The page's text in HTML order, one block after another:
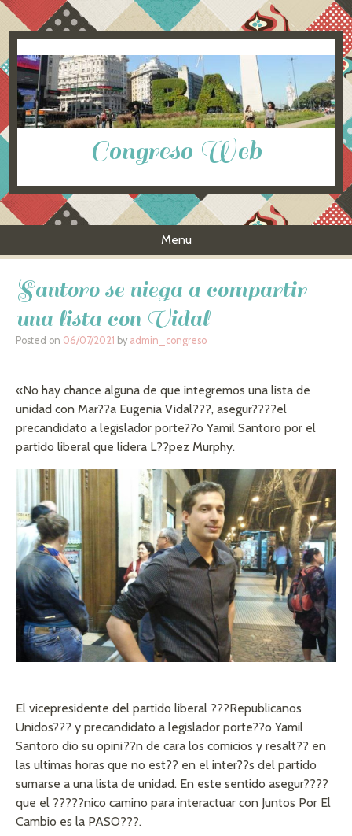
Congreso Web
Menu
Santoro se niega a compartir
una lista con Vidal
Posted on 06/07/2021 by admin_congreso
«No hay chance alguna de que integremos una lista de
unidad con Mar??a Eugenia Vidal???, asegur????el
precandidato a legislador porte??o Yamil Santoro por el
partido liberal que lidera L??pez Murphy.
El vicepresidente del partido liberal ???Republicanos
Unidos??? y precandidato a legislador porte??o Yamil
Santoro dio su opini??n de cara los comicios y resalt?? en
las ultimas horas que no est?? en el inter??s del partido
sumarse a una lista de unidad. En este sentido asegur????
que el ?????nico camino para interactuar con Juntos Por El
Cambio es la PASO???.